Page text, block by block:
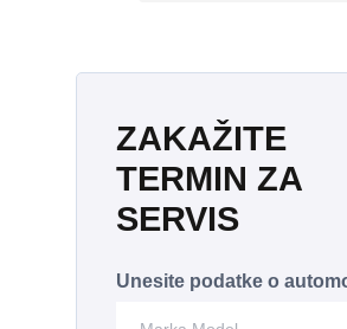
ZAKAŽITE
TERMIN ZA
SERVIS
Unesite podatke o